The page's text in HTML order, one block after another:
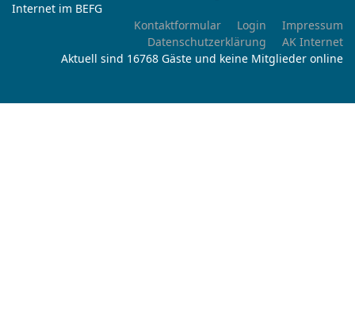
Internet im BEFG
Kontaktformular
Login
Impressum
Datenschutzerklärung
AK Internet
Aktuell sind 16768 Gäste und keine Mitglieder online